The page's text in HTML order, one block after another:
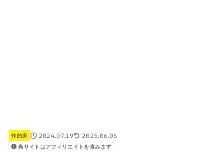
作曲家 2024.07.19 2025.06.06
当サイトはアフィリエイトを含みます